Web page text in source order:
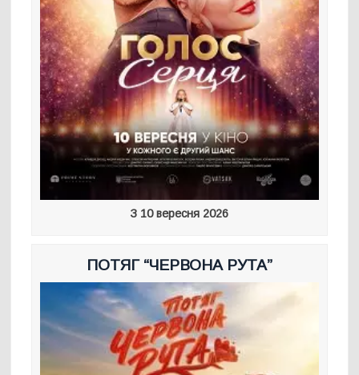
З 10 вересня 2026
ПОТЯГ “ЧЕРВОНА РУТА”